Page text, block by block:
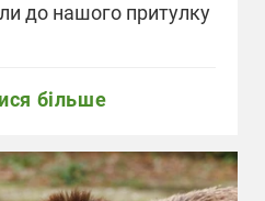
до нашого притулку
більше